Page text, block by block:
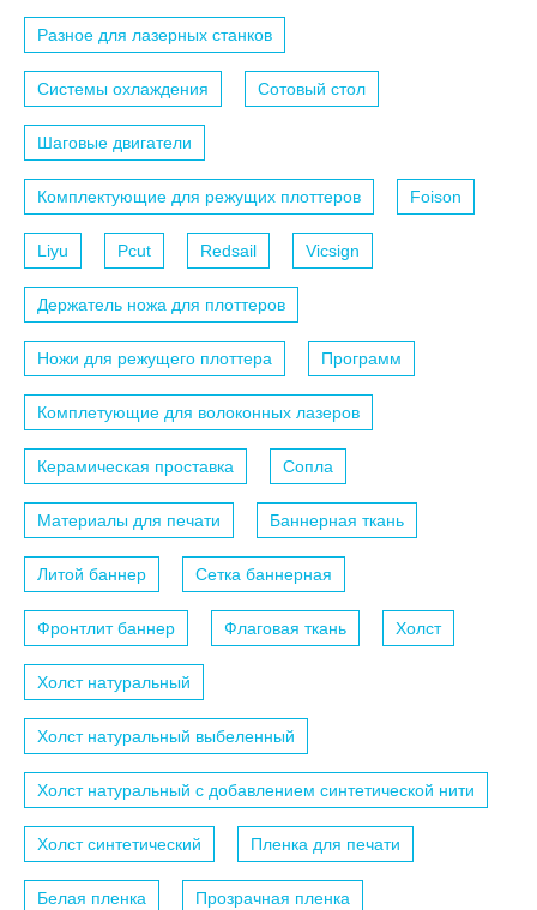
Разное для лазерных станков
Системы охлаждения Сотовый стол
Шаговые двигатели
Комплектующие для режущих плоттеров Foison
Liyu Pcut Redsail Vicsign
Держатель ножа для плоттеров
Ножи для режущего плоттера Программ
Комплетующие для волоконных лазеров
Керамическая проставка Сопла
Материалы для печати Баннерная ткань
Литой баннер Сетка баннерная
Фронтлит баннер Флаговая ткань Холст
Холст натуральный
Холст натуральный выбеленный
Холст натуральный с добавлением синтетической нити
Холст синтетический Пленка для печати
Белая пленка Прозрачная пленка